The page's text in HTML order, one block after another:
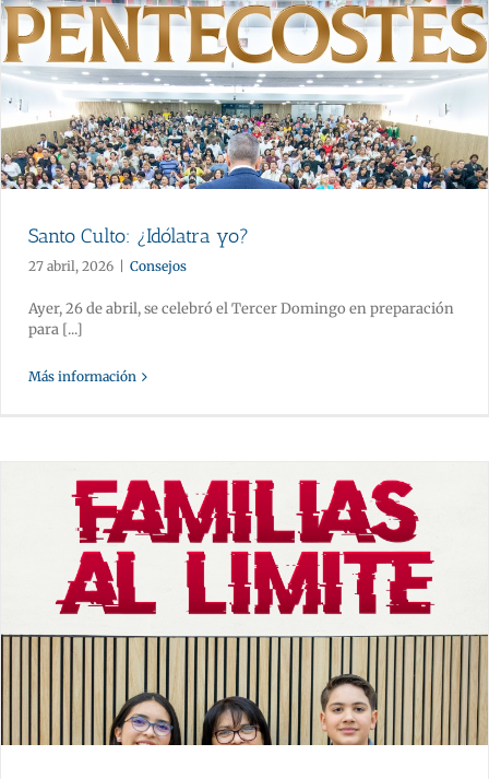
Santo Culto: ¿Idólatra yo?
27 abril, 2026 Consejos
Ayer, 26 de abril, se celebró el Tercer Domingo en preparación
para [...]
Más información